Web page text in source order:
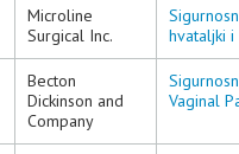
Microline
Surgical Inc.
hvataljki
Becton
Dickinson and
Company
Vaginal